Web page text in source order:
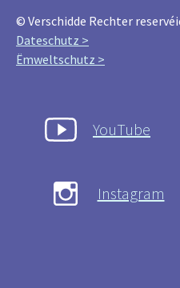
© Verschidde Rechter
Dateschutz >
Ëmweltschutz >
YouTube
Instagram